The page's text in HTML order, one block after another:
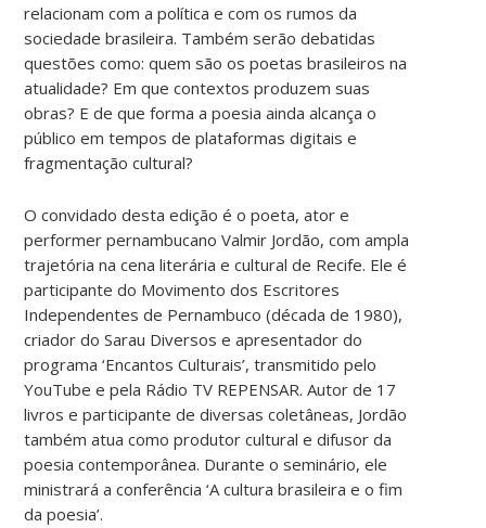
relacionam com a política e com os rumos da
sociedade brasileira. Também serão debatidas
questões como: quem são os poetas brasileiros na
atualidade? Em que contextos produzem suas
obras? E de que forma a poesia ainda alcança o
público em tempos de plataformas digitais e
fragmentação cultural?
O convidado desta edição é o poeta, ator e
performer pernambucano Valmir Jordão, com ampla
trajetória na cena literária e cultural de Recife. Ele é
participante do Movimento dos Escritores
Independentes de Pernambuco (década de 1980),
criador do Sarau Diversos e apresentador do
programa ‘Encantos Culturais’, transmitido pelo
YouTube e pela Rádio TV REPENSAR. Autor de 17
livros e participante de diversas coletâneas, Jordão
também atua como produtor cultural e difusor da
poesia contemporânea. Durante o seminário, ele
ministrará a conferência ‘A cultura brasileira e o fim
da poesia’.